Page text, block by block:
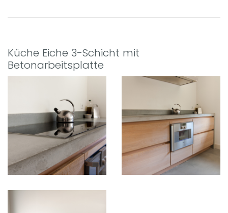
Küche Eiche 3-Schicht mit
Betonarbeitsplatte